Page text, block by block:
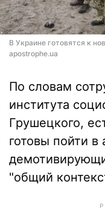
В Украине готовятся к
apostrophe.ua
По словам
института
Грушецкого,
готовы пойти
"общий